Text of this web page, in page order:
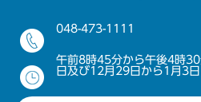
048-473-1111
午前8時45分から午後4時
日及び12月29日から1月3日